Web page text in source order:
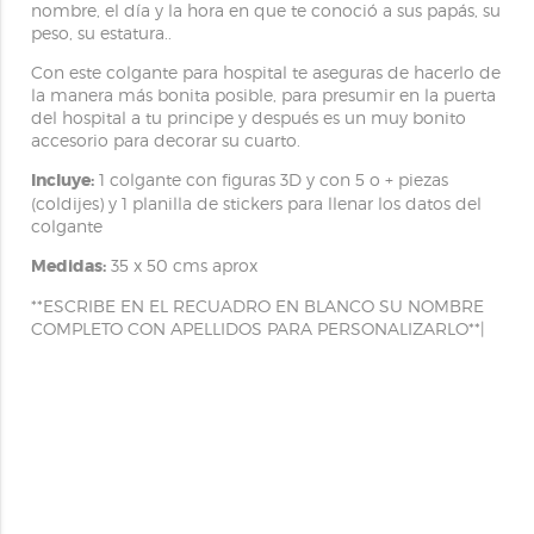
nombre, el día y la hora en que te conoció a sus papás, su
peso, su estatura..
Con este colgante para hospital te aseguras de hacerlo de
la manera más bonita posible, para presumir en la puerta
del hospital a tu principe y después es un muy bonito
accesorio para decorar su cuarto.
Incluye:1 colgante con figuras 3D y con 5 o + piezas
(coldijes) y 1 planilla de stickers para llenar los datos del
colgante
Medidas:35 x 50 cms aprox
**ESCRIBE EN EL RECUADRO EN BLANCO SU NOMBRE
COMPLETO CON APELLIDOS PARA PERSONALIZARLO**|